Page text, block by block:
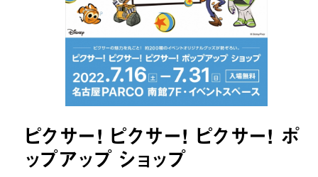
ピクサー! ピクサー! ピクサー! ポ
ップアップ ショップ
URLをコピーする